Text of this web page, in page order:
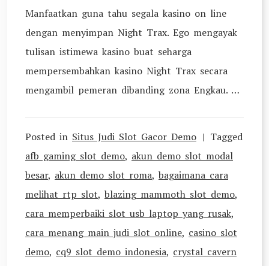
Manfaatkan guna tahu segala kasino on line
dengan menyimpan Night Trax. Ego mengayak
tulisan istimewa kasino buat seharga
mempersembahkan kasino Night Trax secara
mengambil pemeran dibanding zona Engkau. …
Posted in Situs Judi Slot Gacor Demo
Tagged
afb gaming slot demo, akun demo slot modal
besar, akun demo slot roma, bagaimana cara
melihat rtp slot, blazing mammoth slot demo,
cara memperbaiki slot usb laptop yang rusak,
cara menang main judi slot online, casino slot
demo, cq9 slot demo indonesia, crystal cavern